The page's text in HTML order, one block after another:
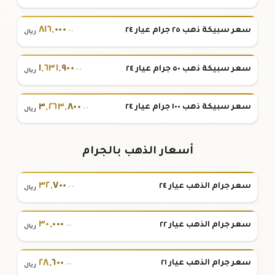
سعر سبيكة ذهب ٢٥ جرام عيار ٢٤ ٨١٦,٠٠٠.٠٠ ريال
سعر سبيكة ذهب ٥٠ جرام عيار ٢٤ ١,٦٣١,٩٠٠.٠٠ ريال
سعر سبيكة ذهب ١٠٠ جرام عيار ٢٤ ٣,٢٦٣,٨٠٠.٠٠ ريال
أسعار الذهب بالجرام
سعر جرام الذهب عيار ٢٤ ٣٢,٧٠٠ .٠٠ ريال
سعر جرام الذهب عيار ٢٢ ٣٠,٠٠٠ .٠٠ ريال
سعر جرام الذهب عيار ٢١ ٢٨,٦٠٠ .٠٠ ريال